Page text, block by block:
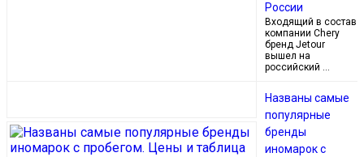
России
Входящий в состав
компании Chery
бренд Jetour
вышел на
российский …
Названы самые
популярные
бренды
иномарок с